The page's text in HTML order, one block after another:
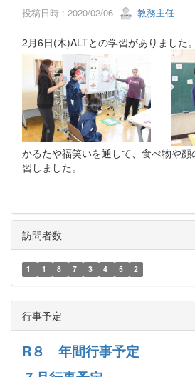
投稿日時 : 2020/02/06 教務主任
2月6日(木)ALTとの学習がありました。
かるたや福笑いを通して、食べ物や
習しました。
訪問者数
1 1 8 7 3 4 5 2
行事予定
R８ 年間行事予定